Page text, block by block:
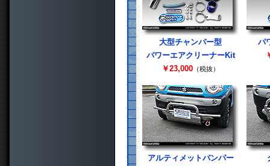
大型チャンバー型
パワーエアクリーナーKit
￥23,000 （税抜）
パ
アルティメットバンパー